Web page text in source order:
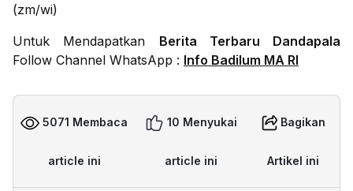
(zm/wi)
Untuk Mendapatkan Berita Terbaru Dandapala
Follow Channel WhatsApp : Info Badilum MA RI
5071 Membaca
article ini
10 Menyukai
article ini
Bagikan
Artikel ini